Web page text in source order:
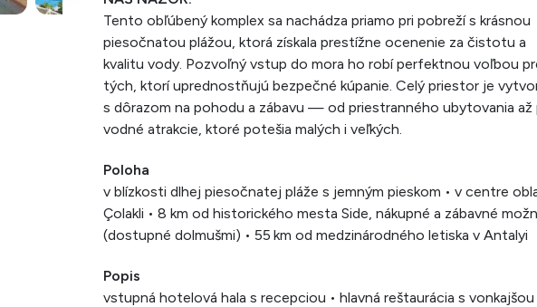
Tento obľúbený komplex sa nachádza priamo pri pobreží s krásnou
piesočnatou plážou, ktorá získala prestížne ocenenie za čistotu a
kvalitu vody. Pozvoľný vstup do mora ho robí perfektnou voľbou
tých, ktorí uprednostňujú bezpečné kúpanie. Celý priestor je
s dôrazom na pohodu a zábavu — od priestranného ubytovania až
vodné atrakcie, ktoré potešia malých i veľkých.
Poloha
v blízkosti dlhej piesočnatej pláže s jemným pieskom • v centre
Çolakli • 8 km od historického mesta Side, nákupné a zábavné
(dostupné dolmušmi) • 55 km od medzinárodného letiska v Antalyi
Popis
vstupná hotelová hala s recepciou • hlavná reštaurácia s vonkajšou